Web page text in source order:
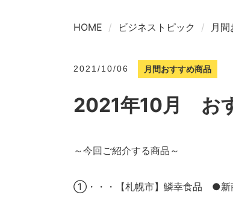
HOME ビジネストピック 月
2021/10/06 月間おすすめ商品
2021年10月 お
～今回ご紹介する商品～
①・・・【札幌市】鱗幸食品 ●新